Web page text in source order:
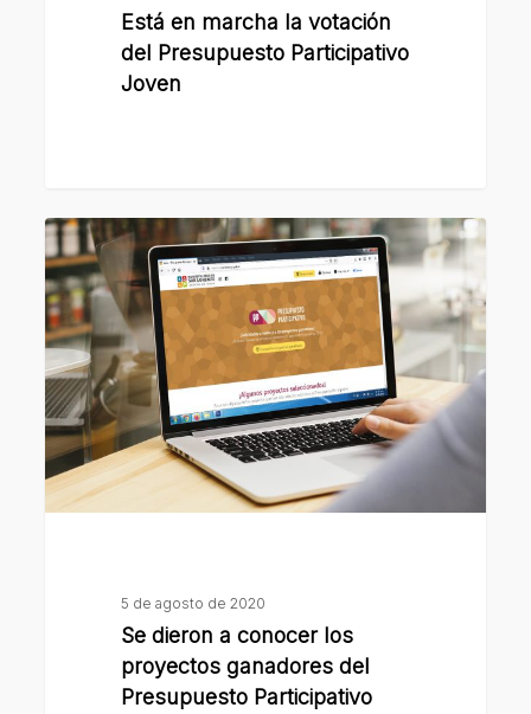
Está en marcha la votación
del Presupuesto Participativo
Joven
Se
dieron
a
conocer
los
proyectos
ganadores
del
Presupuesto
5 de agosto de 2020
Se dieron a conocer los
proyectos ganadores del
Presupuesto Participativo